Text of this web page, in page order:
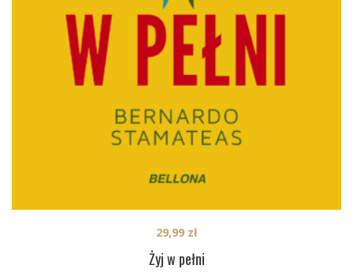
Żyj w pełni
29,99 zł